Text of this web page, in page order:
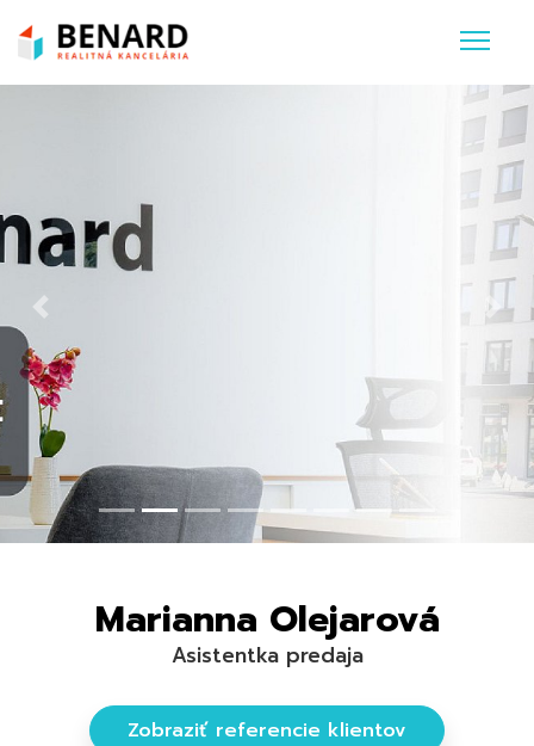
Previous
Marianna Olejarová
Asistentka predaja
Zobraziť referencie klientov